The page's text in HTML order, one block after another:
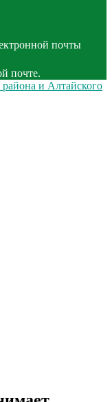
почты
почте.
и Алтайского